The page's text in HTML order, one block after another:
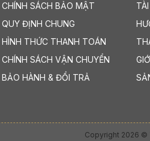
CHÍNH SÁCH BẢO MẬT
QUY ĐỊNH CHUNG
HÌNH THỨC THANH TOÁN
CHÍNH SÁCH VẬN CHUYỂN
BẢO HÀNH & ĐỔI TRẢ
Copyright 2026 ©